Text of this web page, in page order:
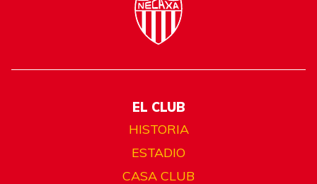
EL CLUB
HISTORIA
ESTADIO
CASA CLUB